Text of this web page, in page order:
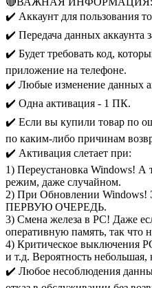
✔️ Аккаунт для пользования
✔️ Передача данных аккаунта
✔️ Будет требовать код,
приложение на телефоне.
✔️ Любые изменение данных
✔️ Одна активация - 1 ПК.
✔️ Если вы купили товар по
по каким-либо причинам
✔️ Активация слетает при:
1) Переустановка Windows! А
режим, даже случайном.
2) При Обновлении
ПЕРВУЮ ОЧЕРЕДЬ.
3) Смена железа в PC! Даже
оперативную память, так что
4) Критическое выключения
и т.д. Вероятность небольшая,
✔️ Любое несоблюдения